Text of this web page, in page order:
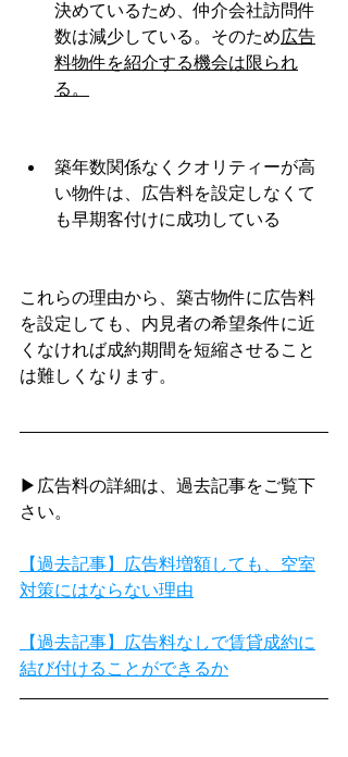
決めているため、仲介会社訪問件
数は減少している。そのため広告
料物件を紹介する機会は限られ
る。
築年数関係なくクオリティーが高
い物件は、広告料を設定しなくて
も早期客付けに成功している
これらの理由から、築古物件に広告料
を設定しても、内見者の希望条件に近
くなければ成約期間を短縮させること
は難しくなります。
▶広告料の詳細は、過去記事をご覧下
さい。
【過去記事】広告料増額しても、空室
対策にはならない理由
【過去記事】広告料なしで賃貸成約に
結び付けることができるか